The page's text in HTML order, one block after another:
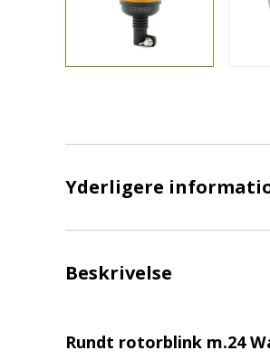
Yderligere
Beskrivelse
Rundt rotorblink m.24